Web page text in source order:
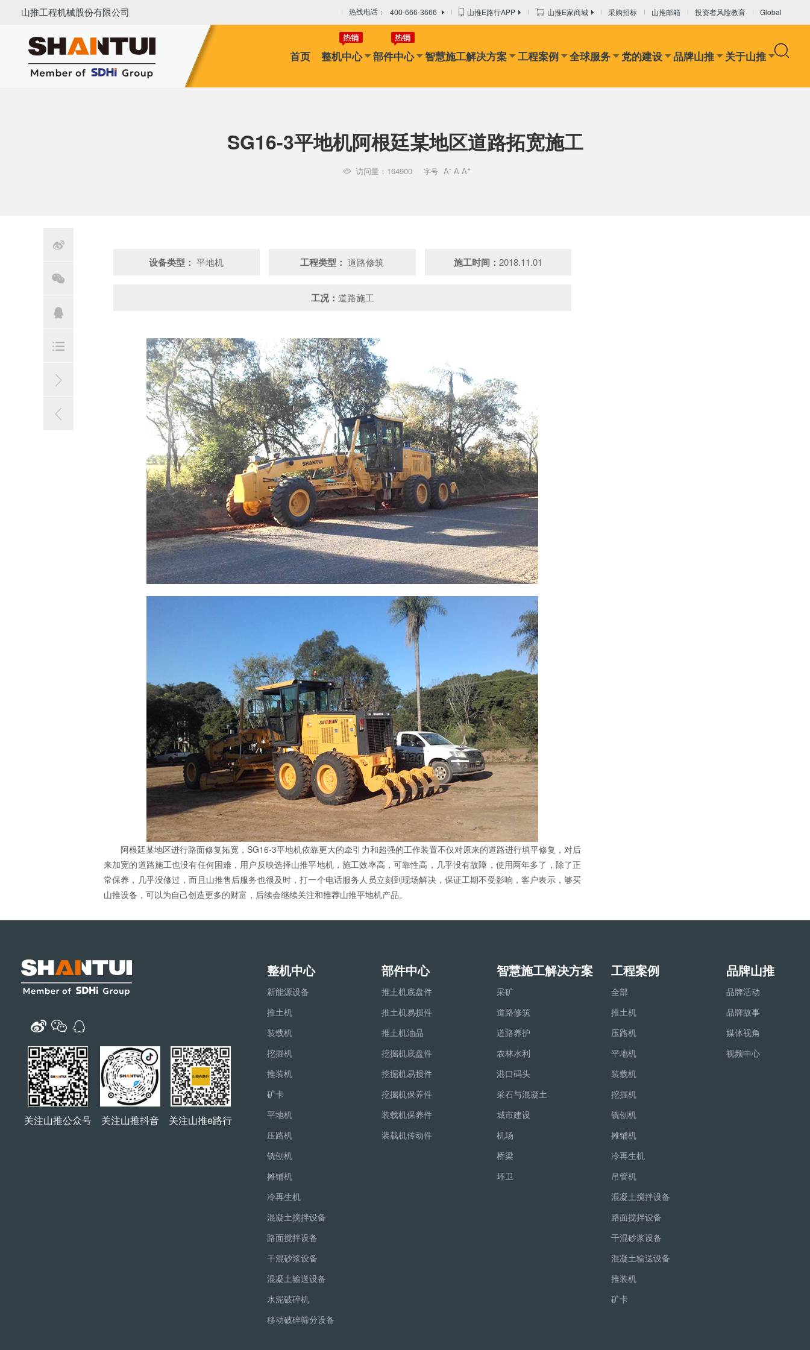
山推工程机械股份有限公司 热线电话： 400-666-3666 山推E路行APP 山推E家商城 采购招标 山推邮箱 投资者风险教育 Global
首页 整机中心 部件中心 智慧施工解决方案 工程案例 全球服务 党的建设 品牌山推 关于山推
SG16-3平地机阿根廷某地区道路拓宽施工
 访问量：164900 字号 A- A A+






设备类型： 平地机 工程类型： 道路修筑 施工时间： 2018.11.01
工况： 道路施工
阿根廷某地区进行路面修复拓宽，SG16-3平地机依靠更大的牵引力和超强的工作装置不仅对原来的道路进行填平修复，对后
来加宽的道路施工也没有任何困难，用户反映选择山推平地机，施工效率高，可靠性高，几乎没有故障，使用两年多了，除了正
常保养，几乎没修过，而且山推售后服务也很及时，打一个电话服务人员立刻到现场解决，保证工期不受影响，客户表示，够买
山推设备，可以为自己创造更多的财富，后续会继续关注和推荐山推平地机产品。
关注山推公众号 关注山推抖音 关注山推e路行
整机中心
新能源设备
推土机
装载机
挖掘机
推装机
矿卡
平地机
压路机
铣刨机
摊铺机
冷再生机
混凝土搅拌设备
路面搅拌设备
干混砂浆设备
混凝土输送设备
水泥破碎机
移动破碎筛分设备
部件中心
推土机底盘件
推土机易损件
推土机油品
挖掘机底盘件
挖掘机易损件
挖掘机保养件
装载机保养件
装载机传动件
智慧施工解决方案
采矿
道路修筑
道路养护
农林水利
港口码头
采石与混凝土
城市建设
机场
桥梁
环卫
工程案例
全部
推土机
压路机
平地机
装载机
挖掘机
铣刨机
摊铺机
冷再生机
吊管机
混凝土搅拌设备
路面搅拌设备
干混砂浆设备
混凝土输送设备
推装机
矿卡
品牌山推
品牌活动
品牌故事
媒体视角
视频中心